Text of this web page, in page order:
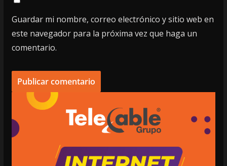
Guardar mi nombre, correo electrónico y sitio web en
este navegador para la próxima vez que haga un
comentario.